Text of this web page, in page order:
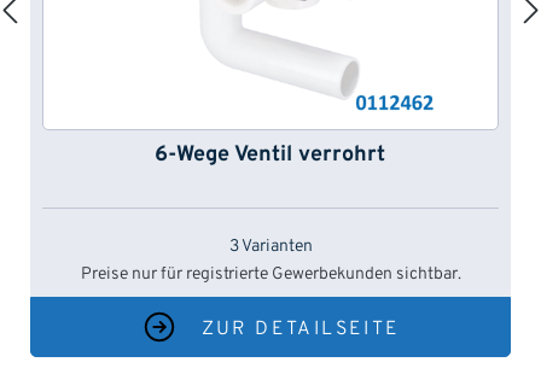
6-Wege Ventil verrohrt
3 Varianten
Preise nur für registrierte Gewerbekunden sichtbar.
ZUR DETAILSEITE